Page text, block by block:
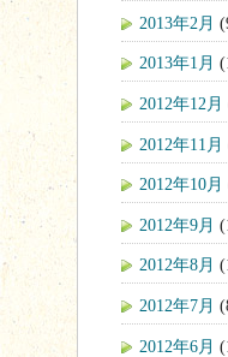
2013年2月
2013年1月
2012年12月
2012年11月
2012年10月
2012年9月
2012年8月
2012年7月
2012年6月